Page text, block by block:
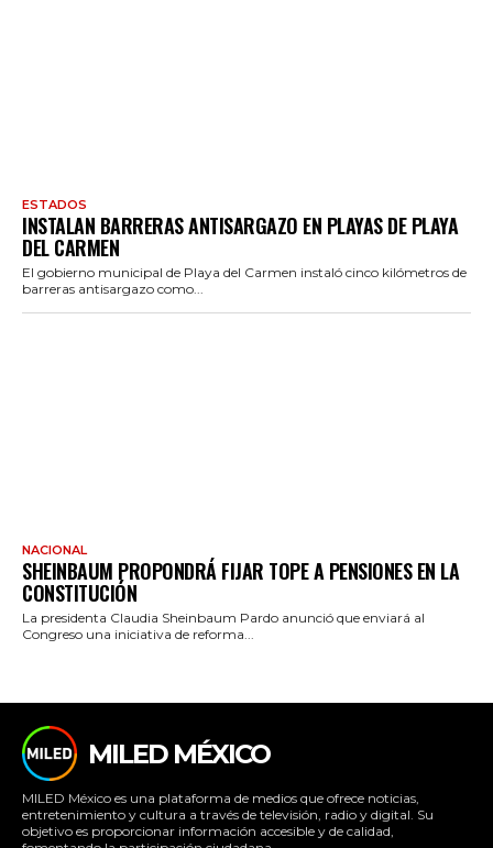
ESTADOS
INSTALAN BARRERAS ANTISARGAZO EN PLAYAS DE PLAYA
DEL CARMEN
El gobierno municipal de Playa del Carmen instaló cinco kilómetros de
barreras antisargazo como...
NACIONAL
SHEINBAUM PROPONDRÁ FIJAR TOPE A PENSIONES EN LA
CONSTITUCIÓN
La presidenta Claudia Sheinbaum Pardo anunció que enviará al
Congreso una iniciativa de reforma...
MILED MÉXICO
MILED México es una plataforma de medios que ofrece noticias,
entretenimiento y cultura a través de televisión, radio y digital. Su
objetivo es proporcionar información accesible y de calidad,